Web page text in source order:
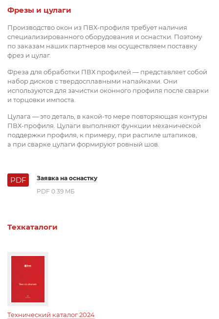
Фрезы и цулаги
Производство окон из ПВХ-профиля требует наличия
специализированного оборудования и оснастки. Поэтому
по заказам наших партнеров мы осуществляем поставку
фрез и цулаг.
Фреза для обработки ПВХ профилей — представляет собой
набор дисков с твердосплавными напайками. Они
используются для зачистки оконного профиля после сварки
и торцовки импоста.
Цулага — это деталь, в какой-то мере повторяющая контуры
ПВХ-профиля. Цулаги выполняют функции механической
поддержки профиля, к примеру, при распиле штапиков,
а при сварке цулаги формируют ровный шов.
PDF
Заявка на оснастку
PDF 0.39 MБ
Техкаталоги
Технический каталог 2024